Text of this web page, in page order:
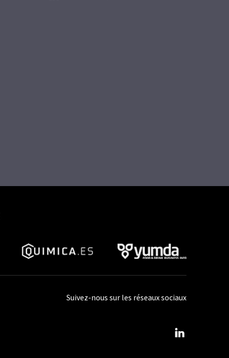
Suivez-nous sur les réseaux sociaux